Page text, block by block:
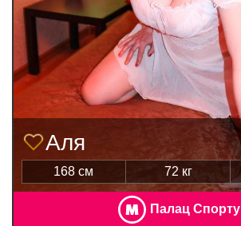
Аля
168 см 72 кг
Палац Спорту